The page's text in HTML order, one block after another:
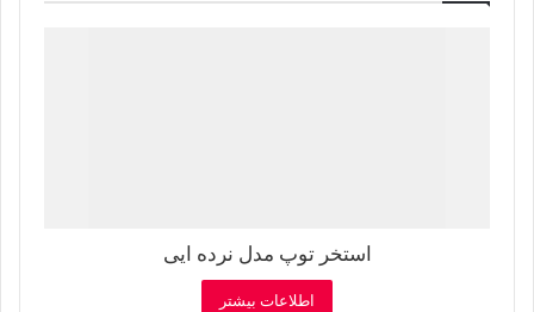
استخر توپ مدل نرده ایی
اطلاعات بیشتر